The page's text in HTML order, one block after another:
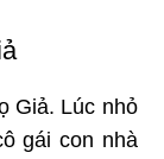
Giả. Lúc nhỏ
gái con nhà